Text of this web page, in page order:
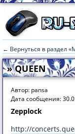
← Вернуться в раздел
» QUEEN
Автор: pansa
Дата сообщения:
Zepplock
http://